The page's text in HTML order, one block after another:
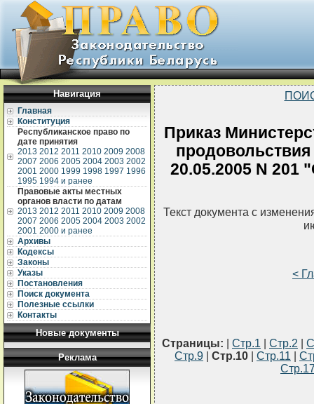
Навигация
Главная
Конституция
Республиканское право по
дате принятия
2013 2012 2011 2010 2009 2008
2007 2006 2005 2004 2003 2002
2001 2000 1999 1998 1997 1996
1995 1994 и ранее
Правовые акты местных
органов власти по датам
2013 2012 2011 2010 2009 2008
2007 2006 2005 2004 2003 2002
2001 2000 и ранее
Архивы
Кодексы
Законы
Указы
Постановления
Поиск документа
Полезные ссылки
Контакты
Новые документы
Реклама
Приказ
20.05.2005 N 201
Текст документа с
<
Страницы: Стр.1 Стр.2
Стр.9
Стр.10 Стр.11